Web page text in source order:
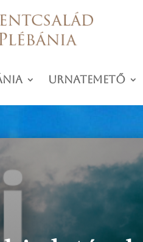
Urnatemető